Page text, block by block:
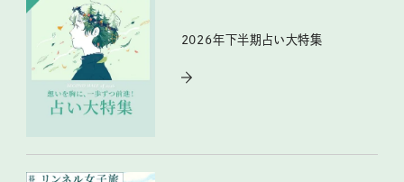
2026年下半期占い大特集